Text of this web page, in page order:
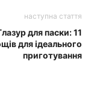
наступна стаття
для паски: 11
для ідеального
приготування